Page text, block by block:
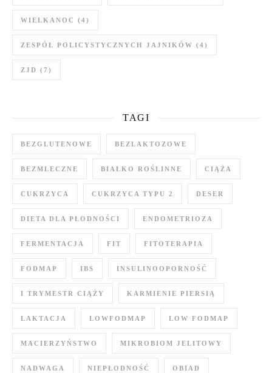
WIELKANOC (4)
ZESPÓŁ POLICYSTYCZNYCH JAJNIKÓW (4)
ZJD (7)
TAGI
BEZGLUTENOWE BEZLAKTOZOWE
BEZMLECZNE BIAŁKO ROŚLINNE CIĄŻA
CUKRZYCA CUKRZYCA TYPU 2 DESER
DIETA DLA PŁODNOŚCI ENDOMETRIOZA
FERMENTACJA FIT FITOTERAPIA
FODMAP IBS INSULINOOPORNOŚĆ
I TRYMESTR CIĄŻY KARMIENIE PIERSIĄ
LAKTACJA LOWFODMAP LOW FODMAP
MACIERZYŃSTWO MIKROBIOM JELITOWY
NADWAGA NIEPŁODNOŚĆ OBIAD